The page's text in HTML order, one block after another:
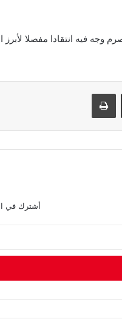
وجه فيه انتقادا مفصلا
مشاركة عبر البريد طباعة
أشترك في